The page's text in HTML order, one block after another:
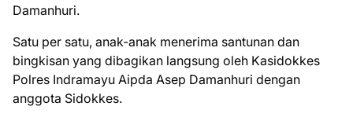
Damanhuri.
Satu per satu, anak-anak menerima santunan dan
bingkisan yang dibagikan langsung oleh Kasidokkes
Polres Indramayu Aipda Asep Damanhuri dengan
anggota Sidokkes.